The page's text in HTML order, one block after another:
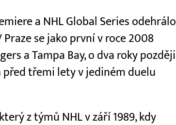
a NHL Global Series odehrálo
se jako první v roce 2008
a Tampa Bay, o dva roky později
před třemi lety v jediném duelu
z týmů NHL v září 1989, kdy